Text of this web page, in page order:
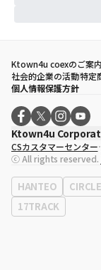
Ktown4u coexのご案
社会的企業の活動特定
個人情報保護方針
Ktown4u
代表取締役
ソン・
事業者登録番号120-
eContext
0120-
事務所住所
ソウル
CSカスタマーセンター
ⓒ All rights reserved.
HANTEO
17TRACK